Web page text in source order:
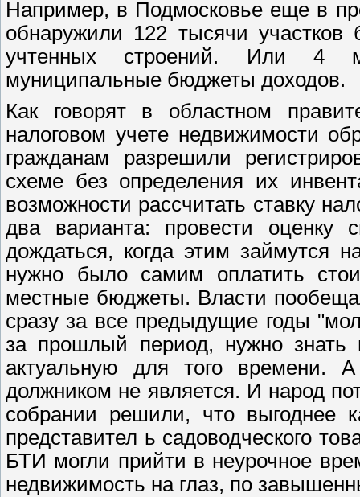
Например, в Подмосковье еще в
обнаружили 122 тысячи
учтенных строений. Или 4
муниципальные бюджеты доходов.
Как говорят в областном
налоговом учете недвижимости
гражданам разрешили
схеме без определения их
возможности рассчитать ставку
два варианта: провести оценку
дождаться, когда этим займутся
нужно было самим оплатить
местные бюджеты. Власти
сразу за все предыдущие годы
за прошлый период, нужно знать
актуальную для того
должником не является. И народ
собрании решили, что выгоднее
представител ь садоводческого
БТИ могли прийти в неурочное
недвижимость на глаз, по